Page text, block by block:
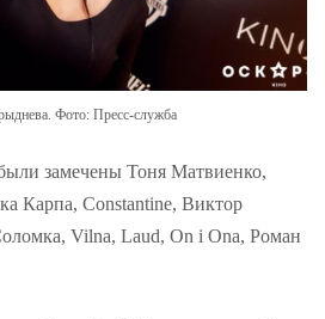
Фото: Пресс-служба
замечены Тоня Матвиенко,
Карпа, Constantine, Виктор
Vilna, Laud, On i Ona, Роман